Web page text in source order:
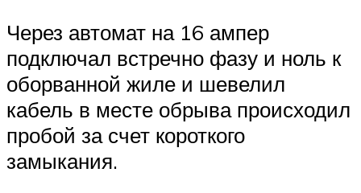
Через автомат на 16 ампер
подключал встречно фазу и ноль к
оборванной жиле и шевелил
кабель в месте обрыва происходил
пробой за счет короткого
замыкания.